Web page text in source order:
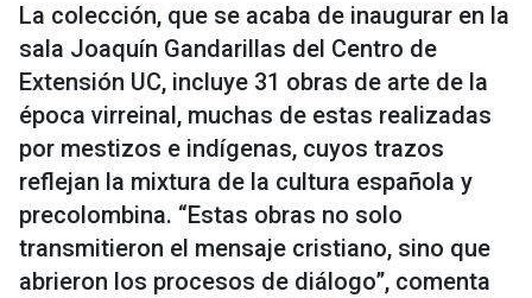
La colección, que se acaba de inaugurar en la
sala Joaquín Gandarillas del Centro de
Extensión UC, incluye 31 obras de arte de la
época virreinal, muchas de estas realizadas
por mestizos e indígenas, cuyos trazos
reflejan la mixtura de la cultura española y
precolombina. “Estas obras no solo
transmitieron el mensaje cristiano, sino que
abrieron los procesos de diálogo”, comenta